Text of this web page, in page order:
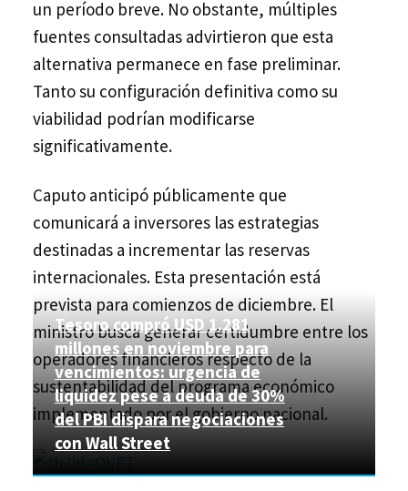
un período breve. No obstante, múltiples
fuentes consultadas advirtieron que esta
alternativa permanece en fase preliminar.
Tanto su configuración definitiva como su
viabilidad podrían modificarse
significativamente.
Caputo anticipó públicamente que
comunicará a inversores las estrategias
destinadas a incrementar las reservas
internacionales. Esta presentación está
prevista para comienzos de diciembre. El
ministro busca generar certidumbre entre los
operadores financieros respecto de la
sustentabilidad del programa económico
implementado por el gobierno nacional.
Tesoro compró USD 1.281
millones en noviembre para
vencimientos: urgencia de
liquidez pese a deuda de 30%
del PBI dispara negociaciones
con Wall Street